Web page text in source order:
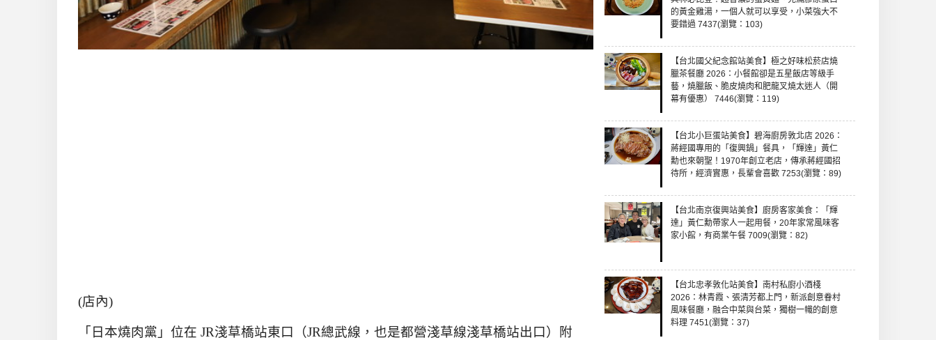
(店內)
「日本燒肉黨」位在 JR淺草橋站東口（JR總武線，也是都營淺草線淺草橋站出口）附
的黃金雞湯，一個人就可以享受，小菜強大不
要錯過 7437(瀏覽：103)
【台北國父紀念館站美食】極之好味松菸店燒
臘茶餐廳 2026：小餐館卻是五星飯店等級手
藝，燒臘飯、脆皮燒肉和肥龍叉燒太迷人（開
幕有優惠） 7446(瀏覽：119)
【台北小巨蛋站美食】碧海廚房敦北店 2026：
蔣經國專用的「復興鍋」餐具，「輝達」黃仁
勳也來朝聖！1970年創立老店，傳承蔣經國招
待所，經濟實惠，長輩會喜歡 7253(瀏覽：89)
【台北南京復興站美食】廚房客家美食：「輝
達」黃仁勳帶家人一起用餐，20年家常風味客
家小館，有商業午餐 7009(瀏覽：82)
【台北忠孝敦化站美食】南村私廚小酒棧
2026：林青霞、張清芳都上門，新派創意眷村
風味餐廳，融合中菜與台菜，獨樹一幟的創意
料理 7451(瀏覽：37)